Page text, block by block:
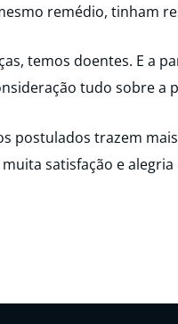
remédio, tinham
temos doentes. E a
tudo sobre a
postulados trazem
satisfação e